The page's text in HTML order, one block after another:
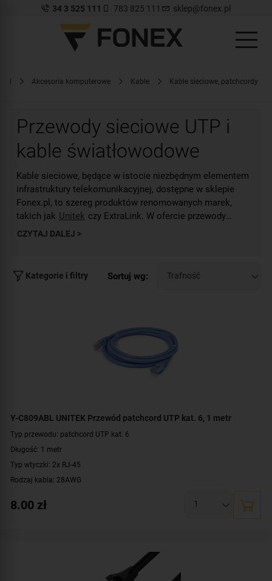
34 3 525 111 783 825 111 sklep@fonex.pl
Akcesoria komputerowe Kable Kable sieciowe, patchcordy
Przewody sieciowe UTP i
kable światłowodowe
Kable sieciowe, będące w istocie niezbędnym elementem
infrastruktury telekomunikacyjnej, dostępne w sklepie
Fonex.pl, to szereg produktów renomowanych marek,
takich jak Unitek czy ExtraLink. W ofercie przewody
sieciowe, takie jak m.in skrętka UTP 6 czy kategorii 7 ze
patchcord SSTP kat. 7.
CZYTAJ DALEJ >
Kategorie i filtry Sortuj wg:
Y-C809ABL UNITEK Przewód patchcord UTP kat. 6, 1 metr
Typ przewodu: patchcord UTP kat. 6
Długość: 1 metr
Typ wtyczki: 2x RJ-45
Rodzaj kabla: 28AWG
Prędkość: 10/100/1000 Mbit
8.00 zł